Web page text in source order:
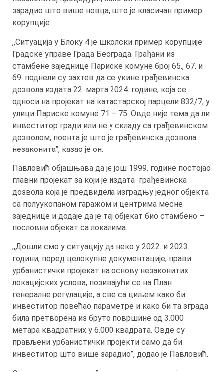
зарадио што више новца, што је класичан пример
корупције
,,Ситуација у Блоку 4 је школски пример корупције
Градске управе Града Београда. Грађани из
стамбене заједнице Париске комуне број 65., 67. и
69. поднели су захтев да се укине грађевинска
дозвола издата 22. марта 2024. године, која се
односи на пројекат на катастарској парцели 832/7, у
улици Париске комуне 71 – 75. Овде није тема да ли
инвеститор гради или не у складу са грађевинском
дозволом, поента је што је грађевинска дозвола
незаконита”, казао је он.
Павловић објашњава да је још 1999. године постојао
главни пројекат за који је издата грађевинска
дозвола која је предвидела изградњу једног објекта
са полуукопаном гаражом и центрима месне
заједнице и додаје да је тај објекат био стамбено –
пословни објекат са локалима.
,,Дошли смо у ситуацију да неко у 2022. и 2023.
години, поред целокупне документације, прави
урбанистички пројекат на основу незаконитих
локацијских услова, позивајући се на План
генералне регулације, а све са циљем како би
инвеститор повећао параметре и како би та зграда
била претворена из бруто површине од 3.000
метара квадратних у 6.000 квадрата. Овде су
прављени урбанистички пројекти само да би
инвеститор што више зарадио”, додао је Павловић.